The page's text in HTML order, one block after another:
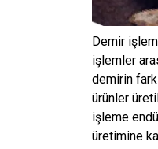
Demir
işlemler
demirin
ürünler
işleme
üretimine